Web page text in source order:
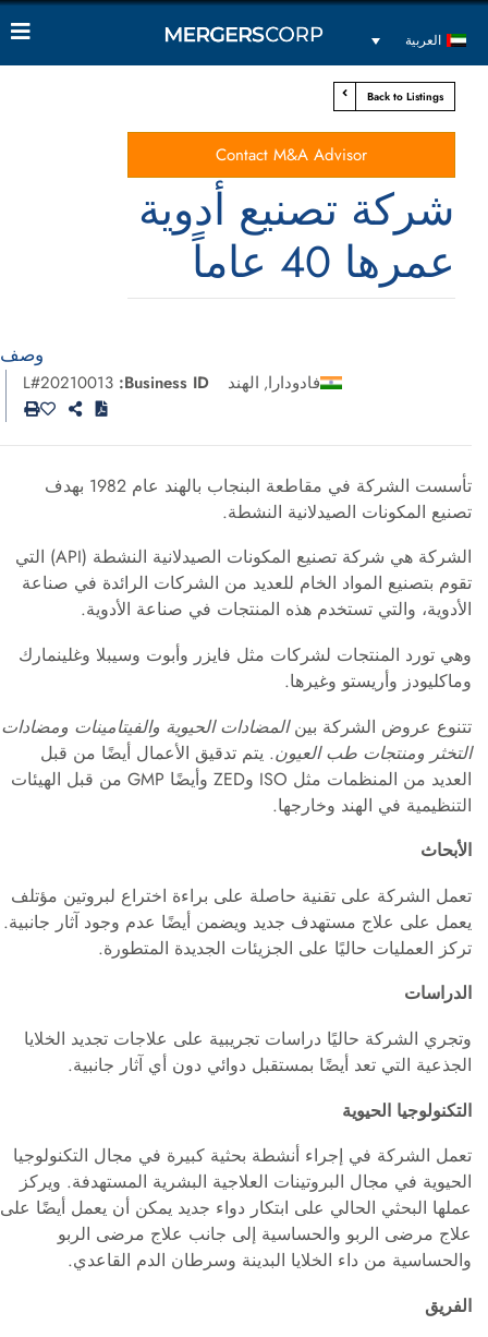
العربية
Back to Listings
Contact M&A Advisor
شركة تصنيع أدوية
عمرها 40 عاماً
وصف
فادودارا, الهند Business ID:
تأسست الشركة في مقاطعة البنجاب بالهند عام 1982 بهدف
تصنيع المكونات الصيدلانية النشطة.
الشركة هي شركة تصنيع المكونات الصيدلانية النشطة (API) التي
تقوم بتصنيع المواد الخام للعديد من الشركات الرائدة في صناعة
الأدوية، والتي تستخدم هذه المنتجات في صناعة الأدوية.
وهي تورد المنتجات لشركات مثل فايزر وأبوت وسيبلا وغلينمارك
وماكليودز وأريستو وغيرها.
تتنوع عروض الشركة بينالمضادات الحيوية والفيتامينات ومضادات
التخثر ومنتجات طب العيون. يتم تدقيق الأعمال أيضًا من قبل
العديد من المنظمات مثل ISO وZED وأيضًا GMP من قبل الهيئات
التنظيمية في الهند وخارجها.
الأبحاث
تعمل الشركة على تقنية حاصلة على براءة اختراع لبروتين مؤتلف
يعمل على علاج مستهدف جديد ويضمن أيضًا عدم وجود آثار جانبية.
تركز العمليات حاليًا على الجزيئات الجديدة المتطورة.
الدراسات
وتجري الشركة حاليًا دراسات تجريبية على علاجات تجديد الخلايا
الجذعية التي تعد أيضًا بمستقبل دوائي دون أي آثار جانبية.
التكنولوجيا الحيوية
تعمل الشركة في إجراء أنشطة بحثية كبيرة في مجال التكنولوجيا
الحيوية في مجال البروتينات العلاجية البشرية المستهدفة. ويركز
عملها البحثي الحالي على ابتكار دواء جديد يمكن أن يعمل أيضًا على
علاج مرضى الربو والحساسية إلى جانب علاج مرضى الربو
والحساسية من داء الخلايا البدينة وسرطان الدم القاعدي.
الفريق